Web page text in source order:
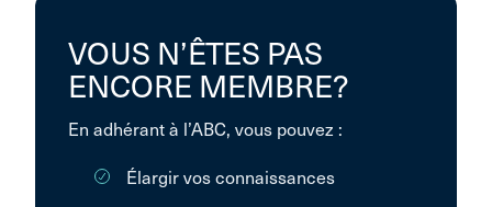
VOUS N’ÊTES PAS
ENCORE MEMBRE?
En adhérant à l’ABC, vous pouvez :
Élargir vos connaissances